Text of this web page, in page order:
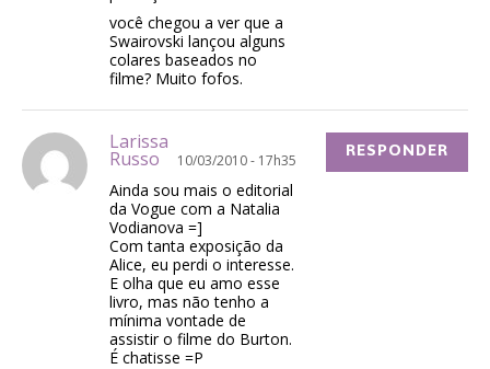
você chegou a ver que a
Swairovski lançou alguns
colares baseados no
filme? Muito fofos.
Larissa
Russo 10/03/2010 - 17h35
Ainda sou mais o editorial
da Vogue com a Natalia
Vodianova =]
Com tanta exposição da
Alice, eu perdi o interesse.
E olha que eu amo esse
livro, mas não tenho a
mínima vontade de
assistir o filme do Burton.
É chatisse =P
RESPONDER